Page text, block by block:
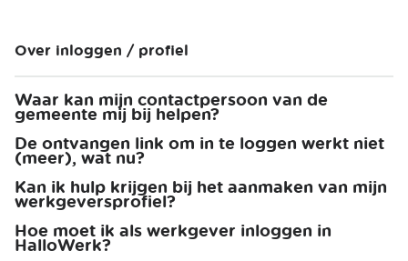
Over inloggen / profiel
Waar kan mijn contactpersoon van de
gemeente mij bij helpen?
De ontvangen link om in te loggen werkt niet
(meer), wat nu?
Kan ik hulp krijgen bij het aanmaken van mijn
werkgeversprofiel?
Hoe moet ik als werkgever inloggen in
HalloWerk?